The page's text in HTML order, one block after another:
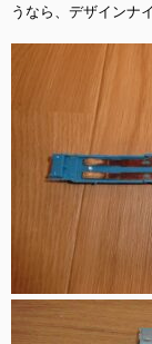
うなら、デザインナ